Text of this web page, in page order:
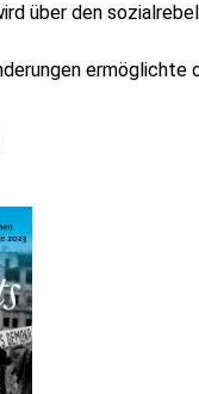
über den
ermöglichte